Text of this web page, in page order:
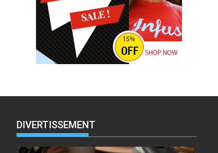
DIVERTISSEMENT